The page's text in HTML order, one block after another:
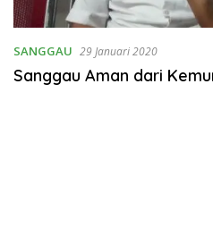
SANGGAU 29 Januari 2020
Sanggau Aman dari